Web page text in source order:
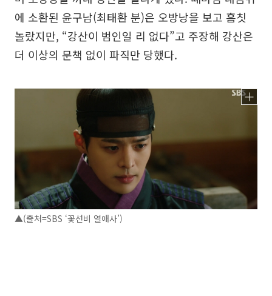
에 소환된 윤구남(최태환 분)은 오방낭을 보고 흠칫
놀랐지만, “강산이 범인일 리 없다”고 주장해 강산은
더 이상의 문책 없이 파직만 당했다.
▲(출처=SBS ‘꽃선비 열애사’)